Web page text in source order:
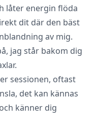
låter energin flöda
dit där den bäst
av mig.
jag står bakom dig
sessionen, oftast
det kan kännas
känner dig